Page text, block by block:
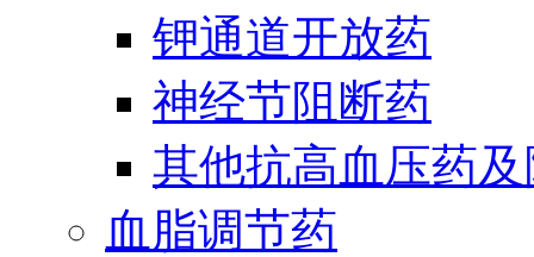
钾通道开放药
神经节阻断药
其他抗高血压药
血脂调节药